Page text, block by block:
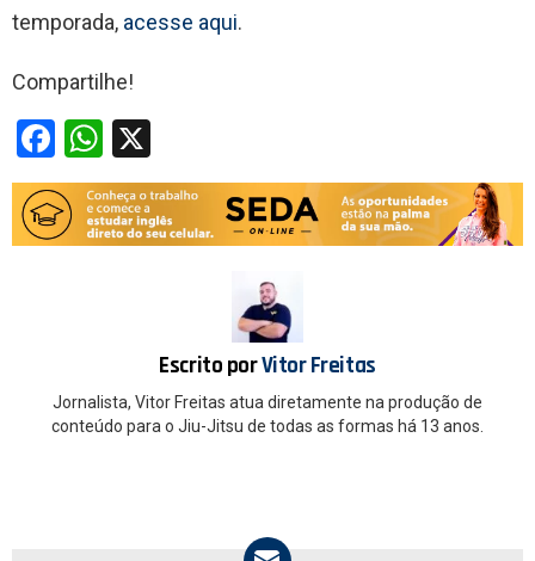
temporada, acesse aqui.
Compartilhe!
F
a
ce
b
W
h
at
s
Escrito porVitor Freitas
Jornalista, Vitor Freitas atua diretamente na produção de
conteúdo para o Jiu-Jitsu de todas as formas há 13 anos.